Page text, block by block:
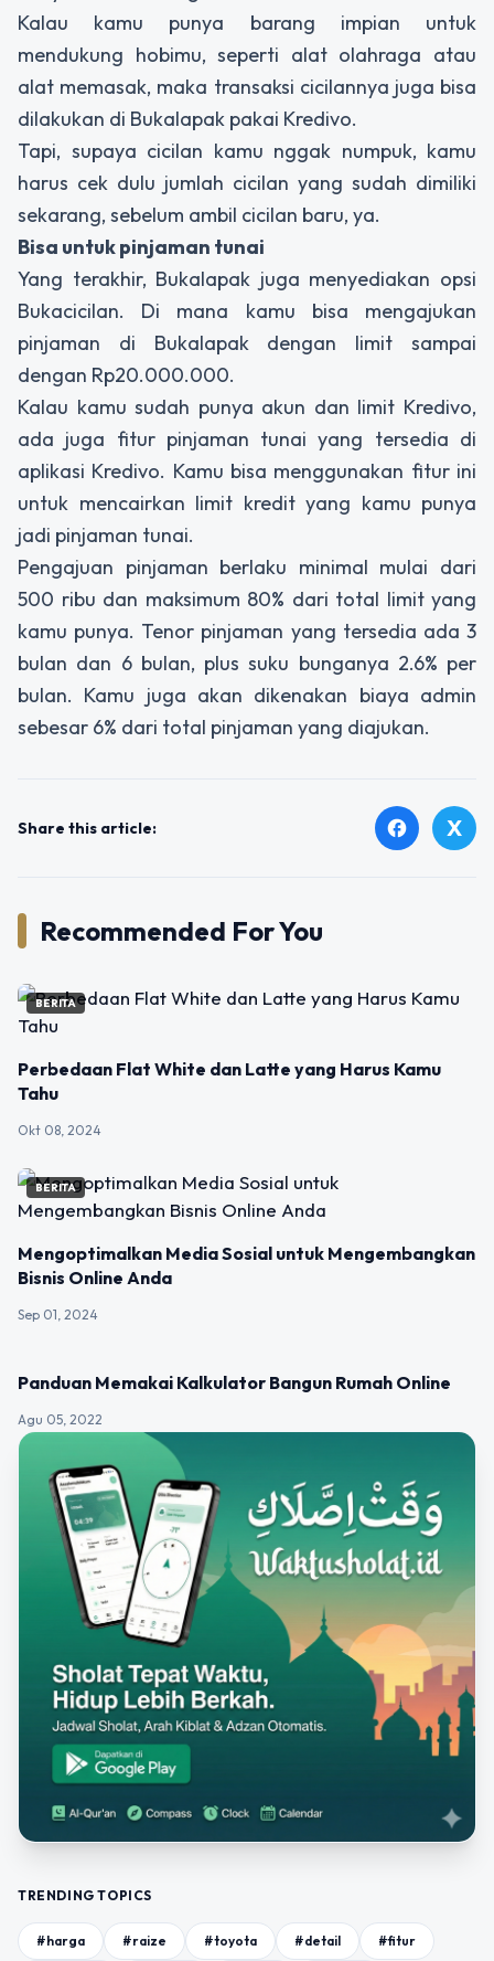
Kalau kamu punya barang impian untuk
mendukung hobimu, seperti alat olahraga atau
alat memasak, maka transaksi cicilannya juga bisa
dilakukan di Bukalapak pakai Kredivo.
Tapi, supaya cicilan kamu nggak numpuk, kamu
harus cek dulu jumlah cicilan yang sudah dimiliki
sekarang, sebelum ambil cicilan baru, ya.
Bisa untuk pinjaman tunai
Yang terakhir, Bukalapak juga menyediakan opsi
Bukacicilan. Di mana kamu bisa mengajukan
pinjaman di Bukalapak dengan limit sampai
dengan Rp20.000.000.
Kalau kamu sudah punya akun dan limit Kredivo,
ada juga fitur pinjaman tunai yang tersedia di
aplikasi Kredivo. Kamu bisa menggunakan fitur ini
untuk mencairkan limit kredit yang kamu punya
jadi pinjaman tunai.
Pengajuan pinjaman berlaku minimal mulai dari
500 ribu dan maksimum 80% dari total limit yang
kamu punya. Tenor pinjaman yang tersedia ada 3
bulan dan 6 bulan, plus suku bunganya 2.6% per
bulan. Kamu juga akan dikenakan biaya admin
sebesar 6% dari total pinjaman yang diajukan.
Share this article: facebook X
Recommended For You
BERITA
Perbedaan Flat White dan Latte yang Harus Kamu
Tahu
Okt 08, 2024
BERITA
Mengoptimalkan Media Sosial untuk Mengembangkan
Bisnis Online Anda
Sep 01, 2024
Panduan Memakai Kalkulator Bangun Rumah Online
Agu 05, 2022
TRENDING TOPICS
#harga #raize #toyota #detail #fitur